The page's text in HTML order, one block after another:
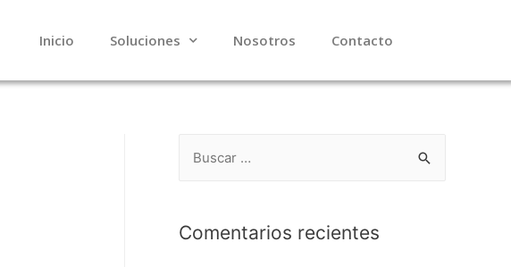
Inicio Soluciones Nosotros Contacto
Comentarios recientes